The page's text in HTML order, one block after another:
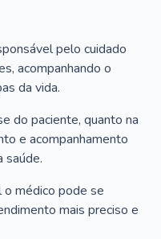
pelo cuidado
acompanhando o
da vida.
do paciente, quanto na
e acompanhamento
saúde.
o médico pode se
mais preciso e